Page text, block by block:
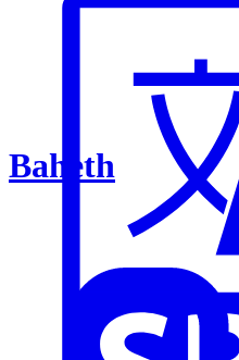
Baheth